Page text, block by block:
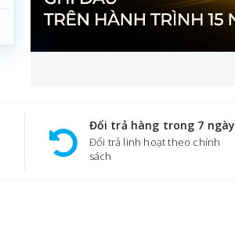
1.840.0001.490.000
Đổi trả hàng trong 7 ngày
Đổi trả linh hoạt theo chính
sách